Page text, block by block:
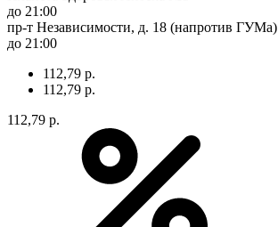
до 21:00
пр-т Независимости, д. 18 (напротив ГУМа)
до 21:00
112,79 р.
112,79 р.
112,79 р.